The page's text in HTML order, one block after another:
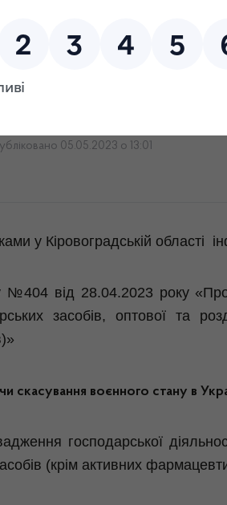
умов
до
05.05.2023 о 13:01
у Кіровоградській області
№404 від 28.04.2023 року
засобів, оптової та
скасування воєнного стану в
господарської
(крім активних